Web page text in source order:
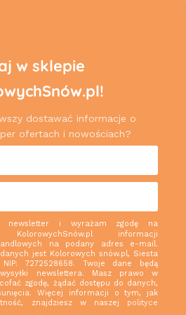
w sklepie
dostawać informacje o
ofertach i nowościach?
newsletter i wyrażam zgodę na
informacji
na podany adres e-mail.
jest Kolorowych snów.pl, Siesta
7272528658. Twoje dane będą
newslettera. Masz prawo w
zgodę, żądać dostępu do danych,
Więcej informacji o tym, jak
znajdziesz w naszej polityce